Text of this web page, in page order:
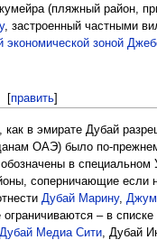
(пляжный район,
, застроенный частными
экономической зоной
[править]
как в эмирате Дубай
ОАЭ) было по-
в
соперничающие
Дубай Марину,
– в
Дубай Медиа Сити, Дубай